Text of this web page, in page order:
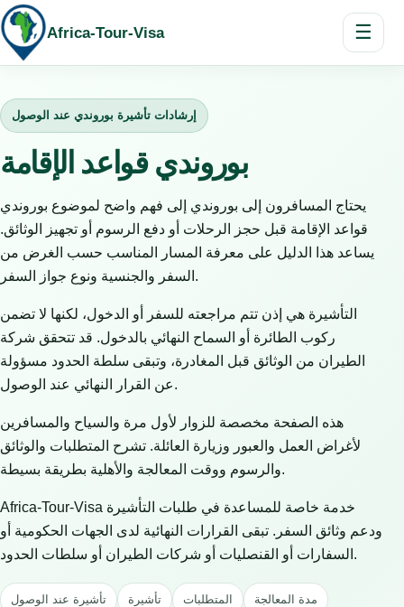
Africa-Tour-Visa ☰
إرشادات تأشيرة بوروندي عند الوصول
بوروندي قواعد الإقامة
يحتاج المسافرون إلى بوروندي إلى فهم واضح لموضوع بوروندي
قواعد الإقامة قبل حجز الرحلات أو دفع الرسوم أو تجهيز الوثائق.
يساعد هذا الدليل على معرفة المسار المناسب حسب الغرض من
السفر والجنسية ونوع جواز السفر.
التأشيرة هي إذن تتم مراجعته للسفر أو الدخول، لكنها لا تضمن
ركوب الطائرة أو السماح النهائي بالدخول. قد تتحقق شركة
الطيران من الوثائق قبل المغادرة، وتبقى سلطة الحدود مسؤولة
عن القرار النهائي عند الوصول.
هذه الصفحة مخصصة للزوار لأول مرة والسياح والمسافرين
لأغراض العمل والعبور وزيارة العائلة. تشرح المتطلبات والوثائق
والرسوم ووقت المعالجة والأهلية بطريقة بسيطة.
Africa-Tour-Visa خدمة خاصة للمساعدة في طلبات التأشيرة
ودعم وثائق السفر. تبقى القرارات النهائية لدى الجهات الحكومية أو
السفارات أو القنصليات أو شركات الطيران أو سلطات الحدود.
تأشيرة عند الوصول تأشيرة المتطلبات مدة المعالجة